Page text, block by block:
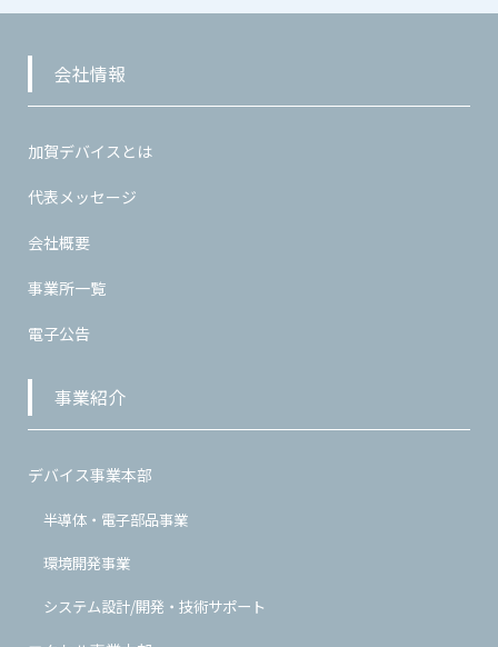
会社情報
加賀デバイスとは
代表メッセージ
会社概要
事業所一覧
電子公告
事業紹介
デバイス事業本部
半導体・電子部品事業
環境開発事業
システム設計/開発・技術サポート